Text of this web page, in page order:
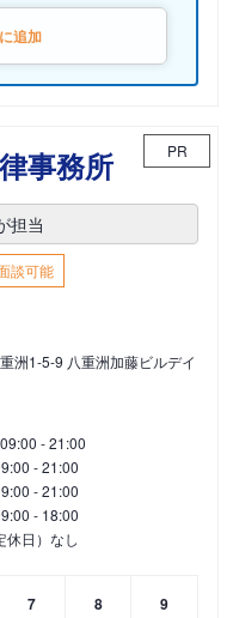
追加
事務所 PR
担当
談可能
洲1-5-9 八重洲加藤ビルデイ
09:00 - 21:00
- 21:00
- 21:00
- 18:00
休日）なし
7 8 9